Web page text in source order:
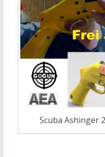
Scuba Ashinger